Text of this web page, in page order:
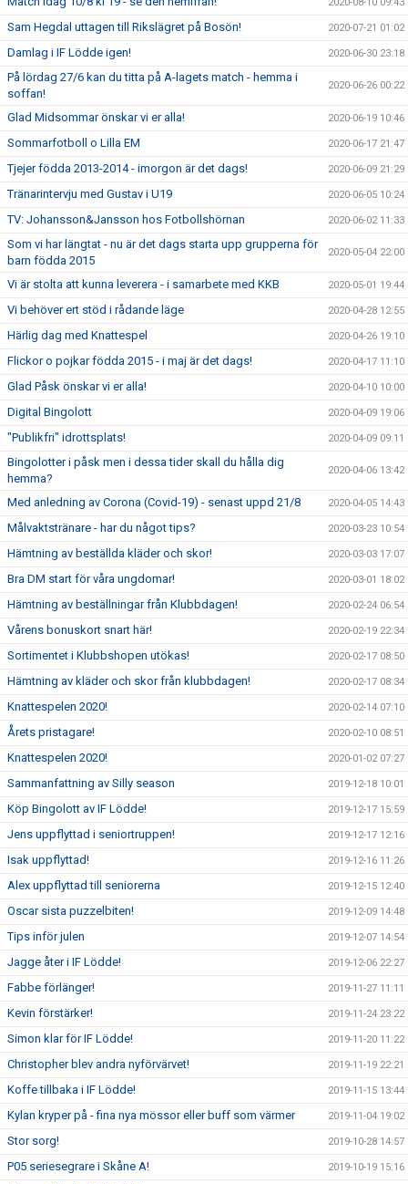
2020-08-10 09:43
Sam Hegdal uttagen till Rikslägret på Bosön! 2020-07-21 01:02
Damlag i IF Lödde igen! 2020-06-30 23:18
På lördag 27/6 kan du titta på A-lagets match - hemma i
soffan!
2020-06-26 00:22
Glad Midsommar önskar vi er alla! 2020-06-19 10:46
Sommarfotboll o Lilla EM 2020-06-17 21:47
Tjejer födda 2013-2014 - imorgon är det dags! 2020-06-09 21:29
Tränarintervju med Gustav i U19 2020-06-05 10:24
TV: Johansson&Jansson hos Fotbollshörnan 2020-06-02 11:33
Som vi har längtat - nu är det dags starta upp grupperna för
barn födda 2015
2020-05-04 22:00
Vi är stolta att kunna leverera - i samarbete med KKB 2020-05-01 19:44
Vi behöver ert stöd i rådande läge 2020-04-28 12:55
Härlig dag med Knattespel 2020-04-26 19:10
Flickor o pojkar födda 2015 - i maj är det dags! 2020-04-17 11:10
Glad Påsk önskar vi er alla! 2020-04-10 10:00
Digital Bingolott 2020-04-09 19:06
"Publikfri" idrottsplats! 2020-04-09 09:11
Bingolotter i påsk men i dessa tider skall du hålla dig
hemma?
2020-04-06 13:42
Med anledning av Corona (Covid-19) - senast uppd 21/8 2020-04-05 14:43
Målvaktstränare - har du något tips? 2020-03-23 10:54
Hämtning av beställda kläder och skor! 2020-03-03 17:07
Bra DM start för våra ungdomar! 2020-03-01 18:02
Hämtning av beställningar från Klubbdagen! 2020-02-24 06:54
Vårens bonuskort snart här! 2020-02-19 22:34
Sortimentet i Klubbshopen utökas! 2020-02-17 08:50
Hämtning av kläder och skor från klubbdagen! 2020-02-17 08:34
Knattespelen 2020! 2020-02-14 07:10
Årets pristagare! 2020-02-10 08:51
Knattespelen 2020! 2020-01-02 07:27
Sammanfattning av Silly season 2019-12-18 10:01
Köp Bingolott av IF Lödde! 2019-12-17 15:59
Jens uppflyttad i seniortruppen! 2019-12-17 12:16
Isak uppflyttad! 2019-12-16 11:26
Alex uppflyttad till seniorerna 2019-12-15 12:40
Oscar sista puzzelbiten! 2019-12-09 14:48
Tips inför julen 2019-12-07 14:54
Jagge åter i IF Lödde! 2019-12-06 22:27
Fabbe förlänger! 2019-11-27 11:11
Kevin förstärker! 2019-11-24 23:22
Simon klar för IF Lödde! 2019-11-20 11:22
Christopher blev andra nyförvärvet! 2019-11-19 22:21
Koffe tillbaka i IF Lödde! 2019-11-15 13:44
Kylan kryper på - fina nya mössor eller buff som värmer 2019-11-04 19:02
Stor sorg! 2019-10-28 14:57
P05 seriesegrare i Skåne A! 2019-10-19 15:16